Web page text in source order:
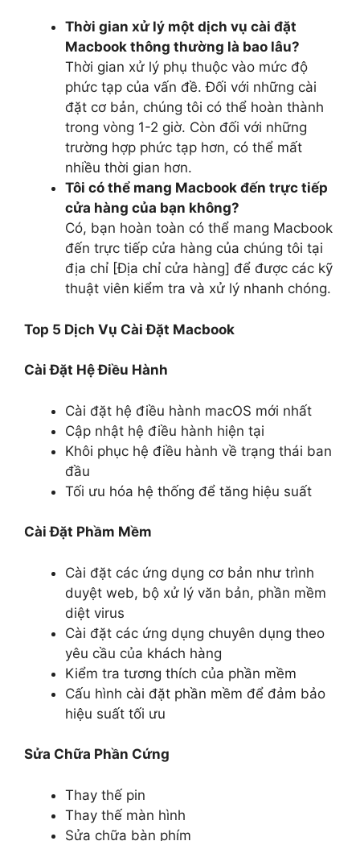
Thời gian xử lý một dịch vụ cài đặt
Macbook thông thường là bao lâu?
Thời gian xử lý phụ thuộc vào mức độ
phức tạp của vấn đề. Đối với những cài
đặt cơ bản, chúng tôi có thể hoàn thành
trong vòng 1-2 giờ. Còn đối với những
trường hợp phức tạp hơn, có thể mất
nhiều thời gian hơn.
Tôi có thể mang Macbook đến trực tiếp
cửa hàng của bạn không?
Có, bạn hoàn toàn có thể mang Macbook
đến trực tiếp cửa hàng của chúng tôi tại
địa chỉ [Địa chỉ cửa hàng] để được các kỹ
thuật viên kiểm tra và xử lý nhanh chóng.
Top 5 Dịch Vụ Cài Đặt Macbook
Cài Đặt Hệ Điều Hành
Cài đặt hệ điều hành macOS mới nhất
Cập nhật hệ điều hành hiện tại
Khôi phục hệ điều hành về trạng thái ban
đầu
Tối ưu hóa hệ thống để tăng hiệu suất
Cài Đặt Phầm Mềm
Cài đặt các ứng dụng cơ bản như trình
duyệt web, bộ xử lý văn bản, phần mềm
diệt virus
Cài đặt các ứng dụng chuyên dụng theo
yêu cầu của khách hàng
Kiểm tra tương thích của phần mềm
Cấu hình cài đặt phần mềm để đảm bảo
hiệu suất tối ưu
Sửa Chữa Phần Cứng
Thay thế pin
Thay thế màn hình
Sửa chữa bàn phím